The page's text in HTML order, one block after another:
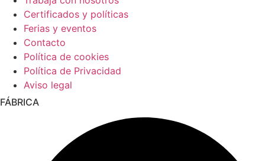
Certificados y políticas
Ferias y eventos
Contacto
Política de cookies
Política de Privacidad
Aviso legal
FÁBRICA